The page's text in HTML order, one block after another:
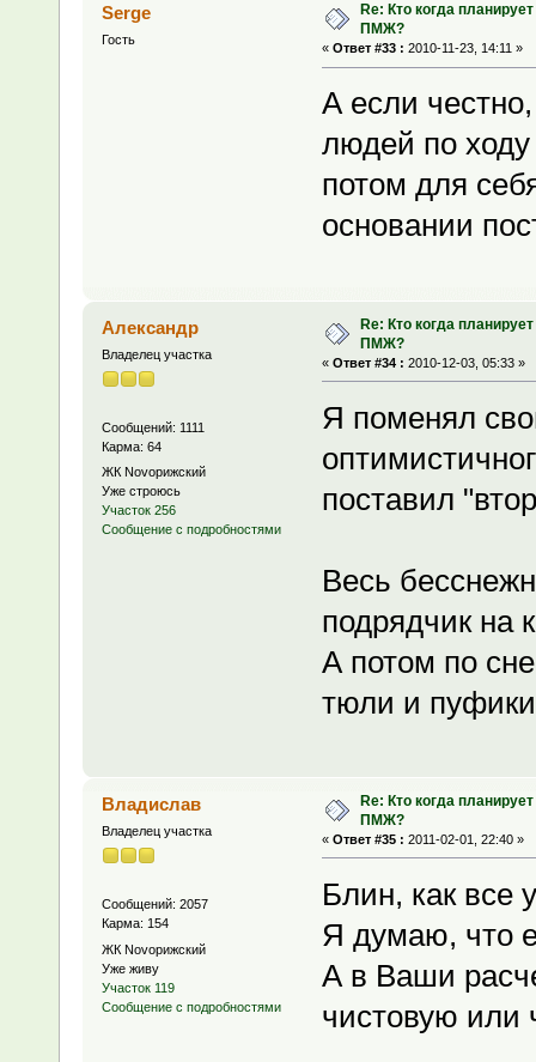
Serge
Гость
Re: Кто когда
ПМЖ?
« Ответ #33 : 2010-11-23, 14:11 »
А если
людей по
потом для
основании
Александр
Владелец участка
Сообщений: 1111
Карма: 64
ЖК Novoрижский
Уже строюсь
Участок 256
Сообщение с подробностями
Re: Кто когда
ПМЖ?
« Ответ #34 : 2010-12-03, 05:33 »
Я поменял
поставил
Весь
подрядчик на
А потом по
тюли и
Владислав
Владелец участка
Сообщений: 2057
Карма: 154
ЖК Novoрижский
Уже живу
Участок 119
Сообщение с подробностями
Re: Кто когда
ПМЖ?
« Ответ #35 : 2011-02-01, 22:40 »
Блин, как все
Я думаю, что
А в Ваши
чистовую или